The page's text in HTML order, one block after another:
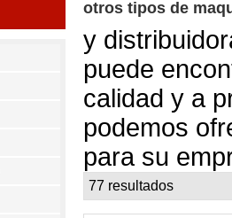
otros tipos de
y
puede
calidad y a
podemos
para su
77 resultados